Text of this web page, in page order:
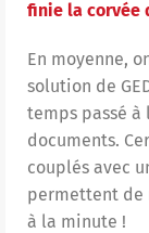
finie la corvée
En moyenne,
solution de
temps passé
documents.
couplés avec
permettent de
à la minute !